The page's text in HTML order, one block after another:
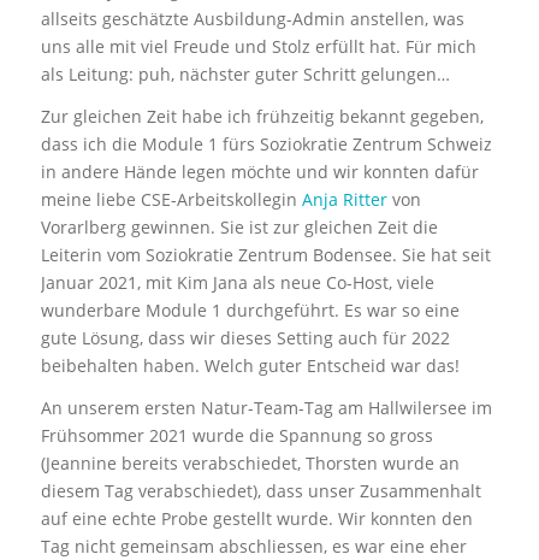
allseits geschätzte Ausbildung-Admin anstellen, was
uns alle mit viel Freude und Stolz erfüllt hat. Für mich
als Leitung: puh, nächster guter Schritt gelungen…
Zur gleichen Zeit habe ich frühzeitig bekannt gegeben,
dass ich die Module 1 fürs Soziokratie Zentrum Schweiz
in andere Hände legen möchte und wir konnten dafür
meine liebe CSE-Arbeitskollegin Anja Rittervon
Vorarlberg gewinnen. Sie ist zur gleichen Zeit die
Leiterin vom Soziokratie Zentrum Bodensee. Sie hat seit
Januar 2021, mit Kim Jana als neue Co-Host, viele
wunderbare Module 1 durchgeführt. Es war so eine
gute Lösung, dass wir dieses Setting auch für 2022
beibehalten haben. Welch guter Entscheid war das!
An unserem ersten Natur-Team-Tag am Hallwilersee im
Frühsommer 2021 wurde die Spannung so gross
(Jeannine bereits verabschiedet, Thorsten wurde an
diesem Tag verabschiedet), dass unser Zusammenhalt
auf eine echte Probe gestellt wurde. Wir konnten den
Tag nicht gemeinsam abschliessen, es war eine eher